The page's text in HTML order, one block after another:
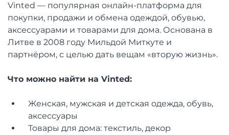
Vinted — популярная онлайн-платформа для
покупки, продажи и обмена одеждой, обувью,
аксессуарами и товарами для дома. Основана в
Литве в 2008 году Мильдой Миткуте и
партнёром, с целью дать вещам «вторую жизнь».
Что можно найти на Vinted:
Женская, мужская и детская одежда, обувь,
аксессуары
Товары для дома: текстиль, декор